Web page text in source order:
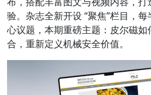
验。杂志全新开设 “聚焦”栏目，
心议题，本期重磅主题：皮尔磁
合，重新定义机械安全价值。